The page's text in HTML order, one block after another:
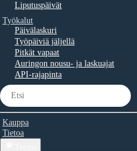
Liputuspäivät
Työkalut
Päivälaskuri
Työpäiviä jäljellä
Pitkät vapaat
Auringon nousu- ja laskuajat
API-rajapinta
Kauppa
Tietoa